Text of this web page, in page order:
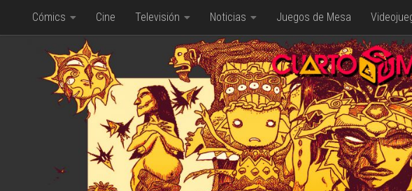
Saltar al contenido
Cómics Cine Televisión Noticias Juegos de Mesa